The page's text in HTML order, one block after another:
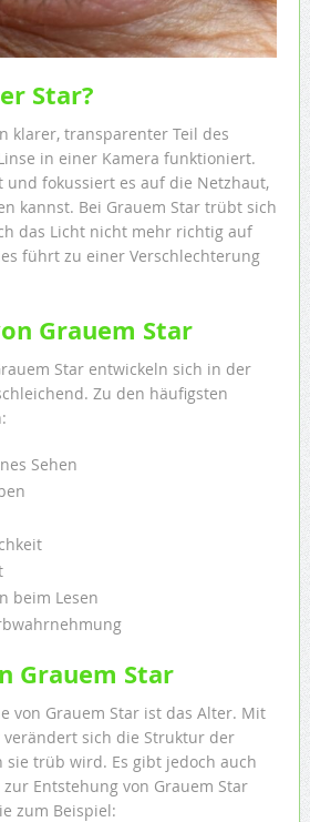
Star?
klarer, transparenter Teil des
in einer Kamera funktioniert.
und fokussiert es auf die Netzhaut,
kannst. Bei Grauem Star trübt sich
das Licht nicht mehr richtig auf
führt zu einer Verschlechterung
Grauem Star
Star entwickeln sich in der
Zu den häufigsten
Sehen
beim Lesen
Grauem Star
von Grauem Star ist das Alter. Mit
sich die Struktur der
sie trüb wird. Es gibt jedoch auch
Entstehung von Grauem Star
zum Beispiel: